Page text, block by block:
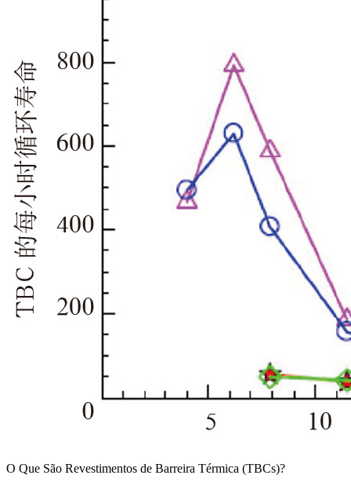
O Que São Revestimentos de Barreira Térmica (TBCs)?